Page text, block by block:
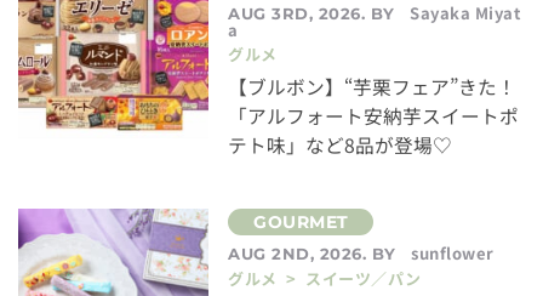
AUG 3RD, 2026. BY Sayaka Miyat
a
グルメ
【ブルボン】“芋栗フェア”きた！
「アルフォート安納芋スイートポ
テト味」など8品が登場♡
AUG 2ND, 2026. BY
sunflower
グルメ > スイーツ／パン